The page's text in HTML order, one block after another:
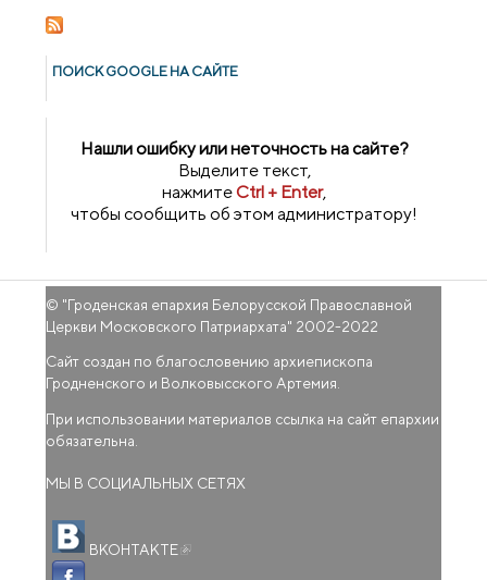
ПОИСК GOОGLE НА САЙТЕ
Нашли ошибку или неточность на сайте?
Выделите текст,
нажмитеCtrl + Enter,
чтобы сообщить об этом администратору!
© "Гроденская епархия Белорусской Православной
Церкви Московского Патриархата" 2002-2022
Сайт создан по благословению архиепископа
Гродненского и Волковысского Артемия.
При использовании материалов ссылка на сайт епархии
обязательна.
МЫ В СОЦИАЛЬНЫХ СЕТЯХ
ВКОНТАКТЕ